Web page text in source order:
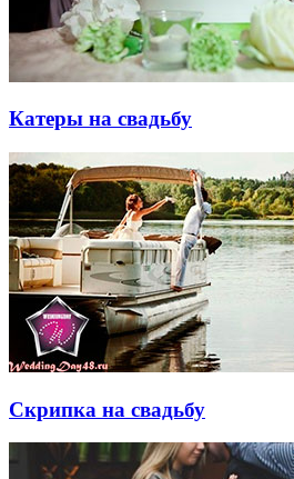
Катеры на свадьбу
Скрипка на свадьбу